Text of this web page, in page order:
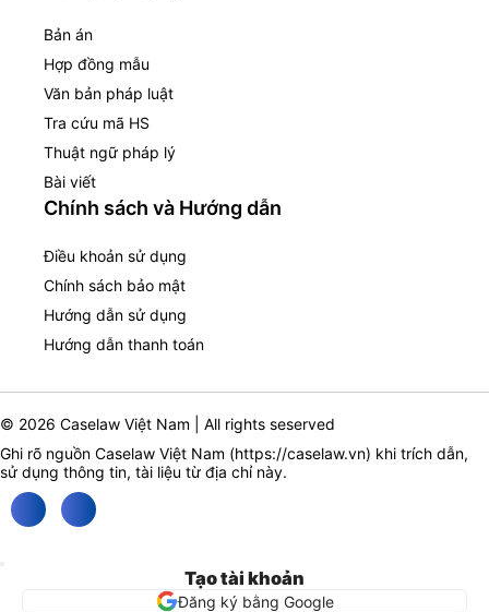
Bản án
Hợp đồng mẫu
Văn bản pháp luật
Tra cứu mã HS
Thuật ngữ pháp lý
Bài viết
Chính sách và Hướng dẫn
Điều khoản sử dụng
Chính sách bảo mật
Hướng dẫn sử dụng
Hướng dẫn thanh toán
© 2026 Caselaw Việt Nam | All rights seserved
Ghi rõ nguồn Caselaw Việt Nam (https://caselaw.vn) khi trích dẫn,
sử dụng thông tin, tài liệu từ địa chỉ này.
Tạo tài khoản
Đăng ký bằng Google